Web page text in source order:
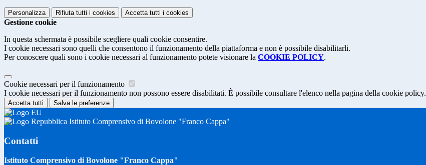
Personalizza Rifiuta tutti i cookies Accetta tutti i cookies
Gestione cookie
In questa schermata è possibile scegliere quali cookie consentire.
I cookie necessari sono quelli che consentono il funzionamento della piattaforma e non è possibile disabilitarli.
Per conoscere quali sono i cookie necessari al funzionamento potete visionare la COOKIE POLICY.
Cookie necessari per il funzionamento
I cookie necessari per il funzionamento non possono essere disabilitati. È possibile consultare l'elenco nella pagina della cookie policy.
Accetta tutti Salva le preferenze
Istituto Comprensivo di Bovolone "Franco Cappa"
Contatti
Istituto Comprensivo di Bovolone "Franco Cappa"